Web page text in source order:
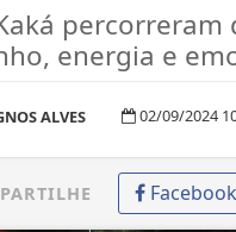
energia e
ALVES 02/09/2024
Facebook